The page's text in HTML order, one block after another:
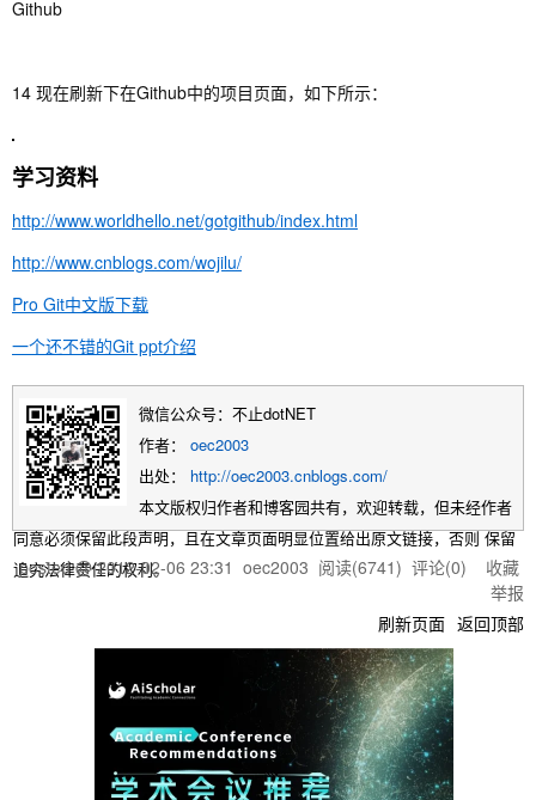
Github
14 现在刷新下在Github中的项目页面，如下所示：
学习资料
http://www.worldhello.net/gotgithub/index.html
http://www.cnblogs.com/wojilu/
Pro Git中文版下载
一个还不错的Git ppt介绍
微信公众号：不止dotNET
作者： oec2003
出处： http://oec2003.cnblogs.com/
本文版权归作者和博客园共有，欢迎转载，但未经作者
同意必须保留此段声明，且在文章页面明显位置给出原文链接，否则 保留
追究法律责任的权利。
posted @2012-02-06 23:31 oec2003 阅读(6741) 评论(0) 收藏
举报
刷新页面 返回顶部